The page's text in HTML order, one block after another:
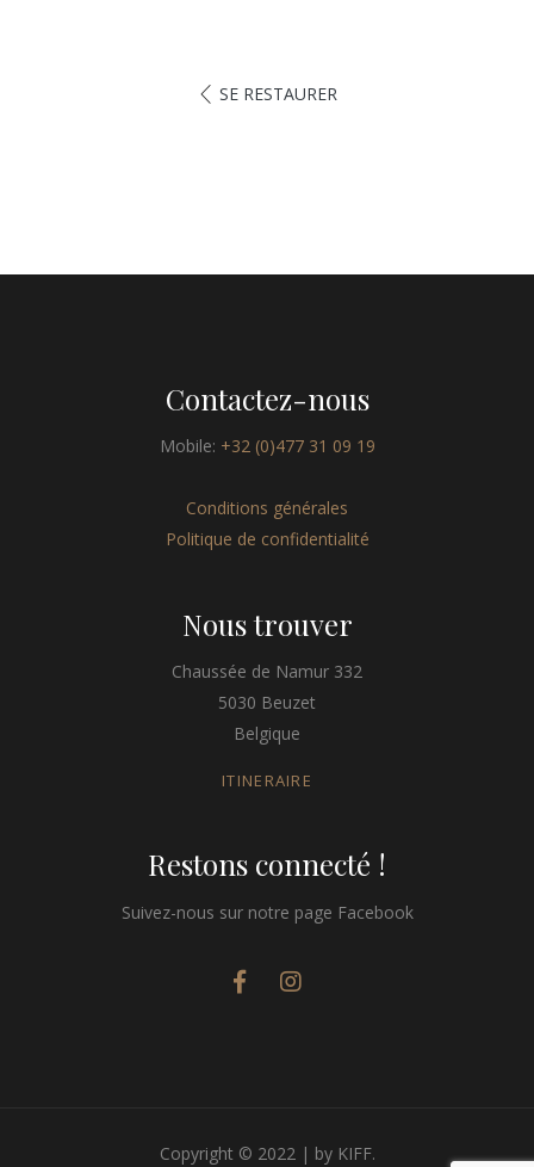
SE RESTAURER
Contactez-nous
Mobile: +32 (0)477 31 09 19
Conditions générales
Politique de confidentialité
Nous trouver
Chaussée de Namur 332
5030 Beuzet
Belgique
ITINERAIRE
Restons connecté !
Suivez-nous sur notre page Facebook
Copyright © 2022 | by KIFF.